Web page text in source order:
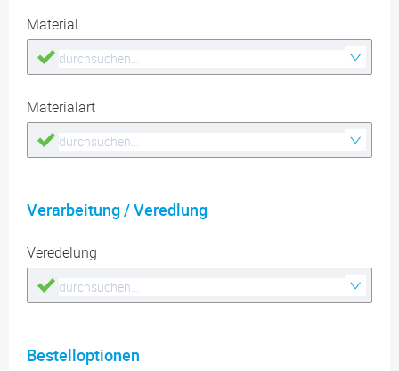
Material
Materialart
Verarbeitung / Veredlung
Veredelung
Bestelloptionen